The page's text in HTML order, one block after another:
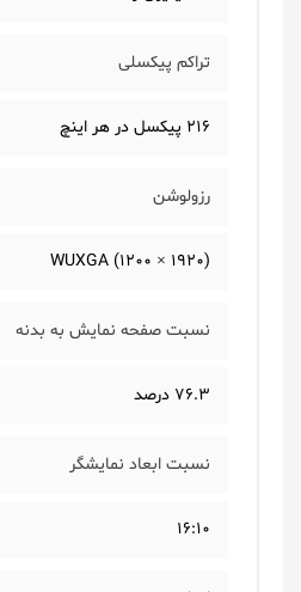
تراکم پیکسلی
216 پیکسل در هر اینچ
رزولوشن
(1920 × 1200) WUXGA
نسبت صفحه نمایش به بدنه
76.3 درصد
نسبت ابعاد نمایشگر
16:10